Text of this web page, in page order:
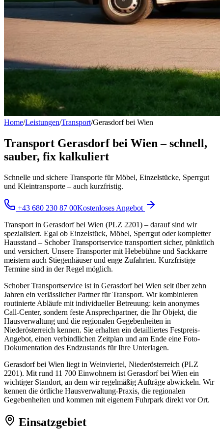
Home/Leistungen/Transport/Gerasdorf bei Wien
Transport Gerasdorf bei Wien – schnell,
sauber, fix kalkuliert
Schnelle und sichere Transporte für Möbel, Einzelstücke, Sperrgut
und Kleintransporte – auch kurzfristig.
+43 680 230 87 00Kostenloses Angebot
Transport in Gerasdorf bei Wien (PLZ 2201) – darauf sind wir
spezialisiert. Egal ob Einzelstück, Möbel, Sperrgut oder kompletter
Hausstand – Schober Transportservice transportiert sicher, pünktlich
und versichert. Unsere Transporter mit Hebebühne und Sackkarre
meistern auch Stiegenhäuser und enge Zufahrten. Kurzfristige
Termine sind in der Regel möglich.
Schober Transportservice ist in Gerasdorf bei Wien seit über zehn
Jahren ein verlässlicher Partner für Transport. Wir kombinieren
routinierte Abläufe mit individueller Betreuung: kein anonymes
Call-Center, sondern feste Ansprechpartner, die Ihr Objekt, die
Hausverwaltung und die regionalen Gegebenheiten in
Niederösterreich kennen. Sie erhalten ein detailliertes Festpreis-
Angebot, einen verbindlichen Zeitplan und am Ende eine Foto-
Dokumentation des Endzustands für Ihre Unterlagen.
Gerasdorf bei Wien liegt in Weinviertel, Niederösterreich (PLZ
2201). Mit rund 11 700 Einwohnern ist Gerasdorf bei Wien ein
wichtiger Standort, an dem wir regelmäßig Aufträge abwickeln. Wir
kennen die örtliche Hausverwaltung-Praxis, die regionalen
Gegebenheiten und kommen mit eigenem Fuhrpark direkt vor Ort.
Einsatzgebiet